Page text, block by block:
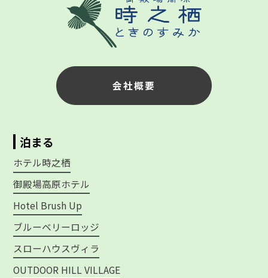
会社概要
泊まる
ホテル時之栖
御殿場高原ホテル
Hotel Brush Up
ブルーベリーロッジ
スローハウスヴィラ
OUTDOOR HILL VILLAGE